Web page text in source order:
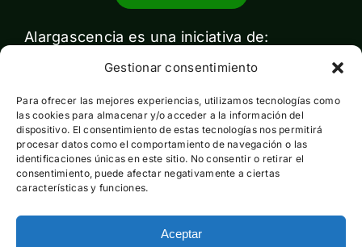
Gestionar consentimiento
Para ofrecer las mejores experiencias, utilizamos tecnologías como
las cookies para almacenar y/o acceder a la información del
dispositivo. El consentimiento de estas tecnologías nos permitirá
procesar datos como el comportamiento de navegación o las
identificaciones únicas en este sitio. No consentir o retirar el
consentimiento, puede afectar negativamente a ciertas
características y funciones.
Aceptar
Alargascencia es una iniciativa de:
Con el apoyo de: